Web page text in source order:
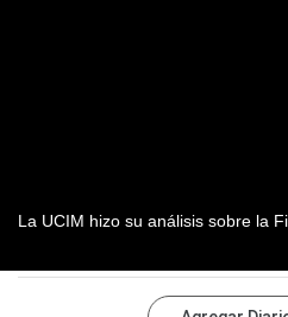
La UCIM hizo su análisis sobre la